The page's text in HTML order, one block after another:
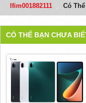
Ifim001882111 Có
CÓ THỂ BẠN CHƯA